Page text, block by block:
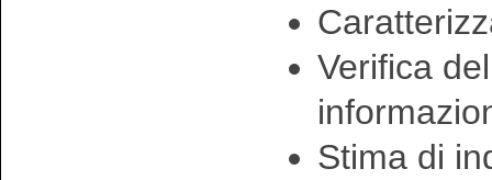
Verifica
Stima di